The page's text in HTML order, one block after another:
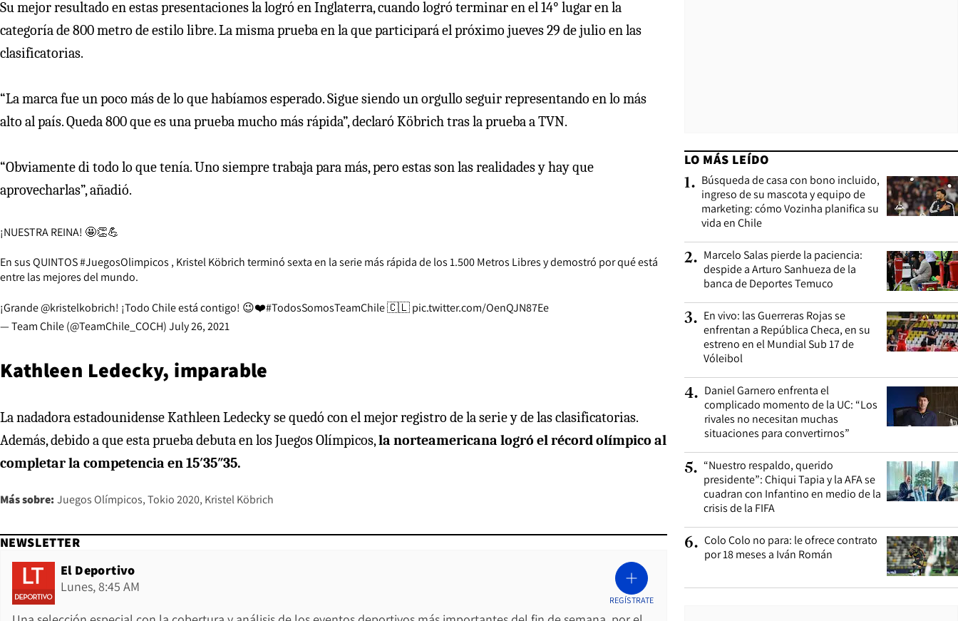
Su mejor resultado en estas presentaciones la logró en Inglaterra, cuando logró terminar en el 14° lugar en la
categoría de 800 metro de estilo libre. La misma prueba en la que participará el próximo jueves 29 de julio en las
clasificatorias.
“La marca fue un poco más de lo que habíamos esperado. Sigue siendo un orgullo seguir representando en lo más
alto al país. Queda 800 que es una prueba mucho más rápida”, declaró Köbrich tras la prueba a TVN.
“Obviamente di todo lo que tenía. Uno siempre trabaja para más, pero estas son las realidades y hay que
aprovecharlas”, añadió.
¡NUESTRA REINA! 🤩👏💪
En sus QUINTOS#JuegosOlimpicos , Kristel Köbrich terminó sexta en la serie más rápida de los 1.500 Metros Libres y demostró por qué está
entre las mejores del mundo.
¡Grande@kristelkobrich! ¡Todo Chile está contigo! 😉❤️#TodosSomosTeamChile🇨🇱pic.twitter.com/OenQJN87Ee
— Team Chile (@TeamChile_COCH)July 26, 2021
Kathleen Ledecky, imparable
La nadadora estadounidense Kathleen Ledecky se quedó con el mejor registro de la serie y de las clasificatorias.
Además, debido a que esta prueba debuta en los Juegos Olímpicos,la norteamericana logró el récord olímpico al
completar la competencia en 15′35″35.
Más sobre: Juegos Olímpicos Tokio 2020 Kristel Köbrich
NEWSLETTER
El Deportivo
Lunes, 8:45 AM
REGÍSTRATE
LO MÁS LEÍDO
1. Búsqueda de casa con bono incluido,
ingreso de su mascota y equipo de
marketing: cómo Vozinha planifica su
vida en Chile
2. Marcelo Salas pierde la paciencia:
despide a Arturo Sanhueza de la
banca de Deportes Temuco
3. En vivo: las Guerreras Rojas se
enfrentan a República Checa, en su
estreno en el Mundial Sub 17 de
Vóleibol
4. Daniel Garnero enfrenta el
complicado momento de la UC: “Los
rivales no necesitan muchas
situaciones para convertirnos”
5. “Nuestro respaldo, querido
presidente”: Chiqui Tapia y la AFA se
cuadran con Infantino en medio de la
crisis de la FIFA
6. Colo Colo no para: le ofrece contrato
por 18 meses a Iván Román